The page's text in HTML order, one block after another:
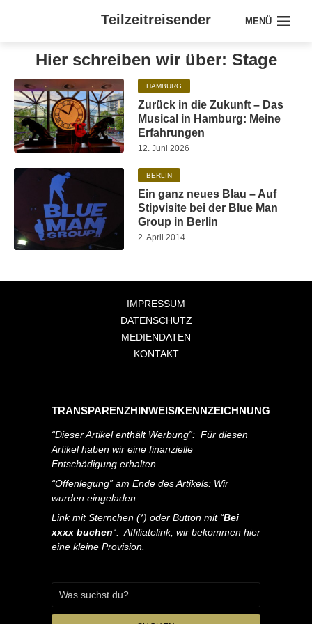
Teilzeitreisender MENÜ
Hier schreiben wir über: Stage
HAMBURG
Zurück in die Zukunft – Das
Musical in Hamburg: Meine
Erfahrungen
12. Juni 2026
BERLIN
Ein ganz neues Blau – Auf
Stipvisite bei der Blue Man
Group in Berlin
2. April 2014
IMPRESSUM
DATENSCHUTZ
MEDIENDATEN
KONTAKT
TRANSPARENZHINWEIS/KENNZEICHNUNG
“Dieser Artikel enthält Werbung”: Für diesen
Artikel haben wir eine finanzielle
Entschädigung erhalten
“Offenlegung” am Ende des Artikels: Wir
wurden eingeladen.
Link mit Sternchen (*) oder Button mit “Bei
xxxx buchen“: Affiliatelink, wir bekommen hier
eine kleine Provision.